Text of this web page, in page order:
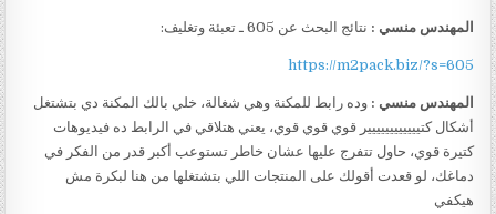
المهندس منسي : نتائج البحث عن 605 ـ تعبئة وتغليف:
https://m2pack.biz/?s=605
المهندس منسي : وده رابط للمكنة وهي شغالة، خلي بالك المكنة دي بتشتغل
أشكال كتيييييييييييير قوي قوي قوي، يعني هتلاقي في الرابط ده فيديوهات
كتيرة قوي، حاول تتفرج عليها عشان خاطر تستوعب أكبر قدر من الفكر في
دماغك، لو قعدت أقولك على المنتجات اللي بتشتغلها من هنا لبكرة مش
هيكفي